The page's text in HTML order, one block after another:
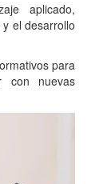
aplicado,
el desarrollo
para
con nuevas